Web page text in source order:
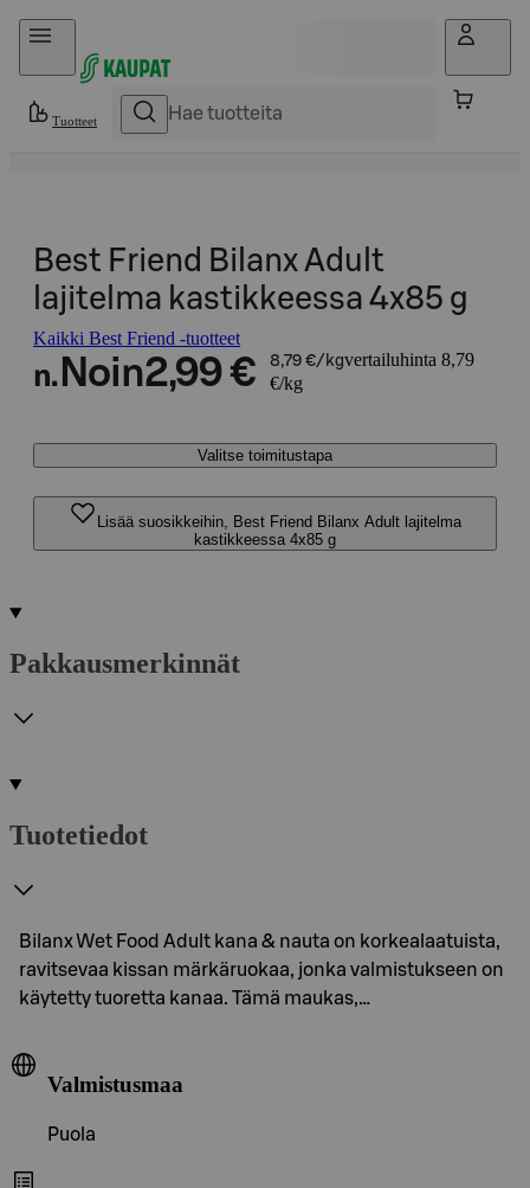
Hyppää sisältöön
Tuotteet
Best Friend Bilanx Adult
lajitelma kastikkeessa 4x85 g
Kaikki Best Friend -tuotteet
n. Noin2,99 € 8,79 €/kgvertailuhinta 8,79
€/kg
Valitse toimitustapa
Lisää suosikkeihin, Best Friend Bilanx Adult lajitelma
kastikkeessa 4x85 g
Pakkausmerkinnät
Tuotetiedot
Bilanx Wet Food Adult kana & nauta on korkealaatuista,
ravitsevaa kissan märkäruokaa, jonka valmistukseen on
käytetty tuoretta kanaa. Tämä maukas,…
Valmistusmaa
Puola